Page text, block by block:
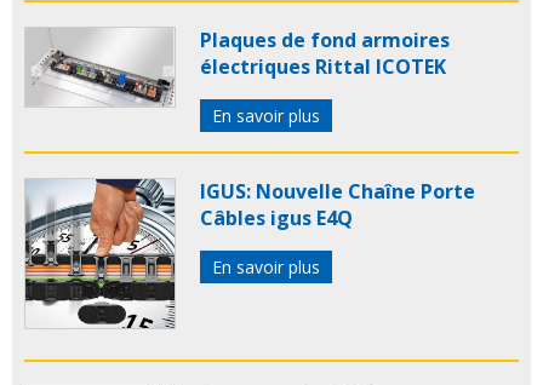
Plaques de fond armoires
électriques Rittal ICOTEK
En savoir plus
IGUS: Nouvelle Chaîne Porte
Câbles igus E4Q
En savoir plus